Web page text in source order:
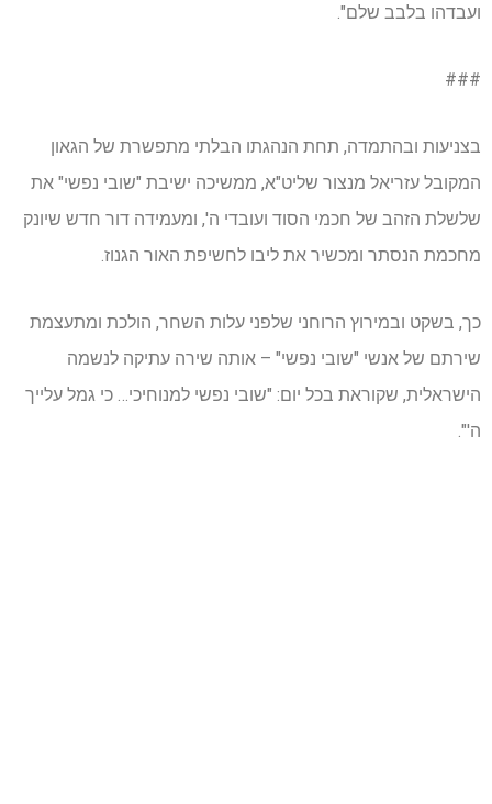
ועבדהו בלבב שלם".
###
בצניעות ובהתמדה, תחת הנהגתו הבלתי מתפשרת של הגאון
המקובל עזריאל מנצור שליט"א, ממשיכה ישיבת "שובי נפשי" את
שלשלת הזהב של חכמי הסוד ועובדי ה', ומעמידה דור חדש שיונק
מחכמת הנסתר ומכשיר את ליבו לחשיפת האור הגנוז.
כך, בשקט ובמירוץ הרוחני שלפני עלות השחר, הולכת ומתעצמת
שירתם של אנשי "שובי נפשי" – אותה שירה עתיקה לנשמה
הישראלית, שקוראת בכל יום: "שובי נפשי למנוחיכי… כי גמל עלייך
ה'".